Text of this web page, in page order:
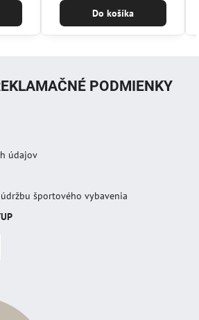
Do košíka
PODMIENKY
údajov
športového vybavenia